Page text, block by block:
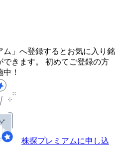
」へ登録するとお気に入り銘
きます。 初めてご登録の方
！
株探プレミアムに申し込